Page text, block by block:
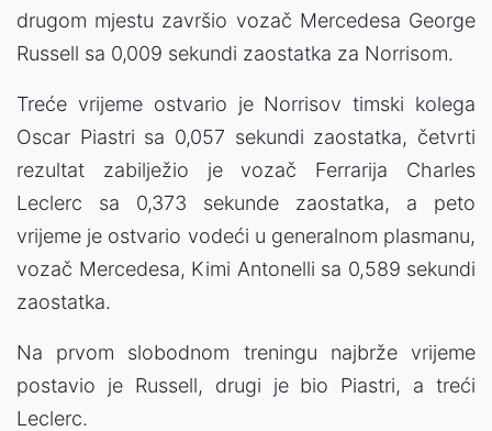
drugom mjestu završio vozač Mercedesa George
Russell sa 0,009 sekundi zaostatka za Norrisom.
Treće vrijeme ostvario je Norrisov timski kolega
Oscar Piastri sa 0,057 sekundi zaostatka, četvrti
rezultat zabilježio je vozač Ferrarija Charles
Leclerc sa 0,373 sekunde zaostatka, a peto
vrijeme je ostvario vodeći u generalnom plasmanu,
vozač Mercedesa, Kimi Antonelli sa 0,589 sekundi
zaostatka.
Na prvom slobodnom treningu najbrže vrijeme
postavio je Russell, drugi je bio Piastri, a treći
Leclerc.